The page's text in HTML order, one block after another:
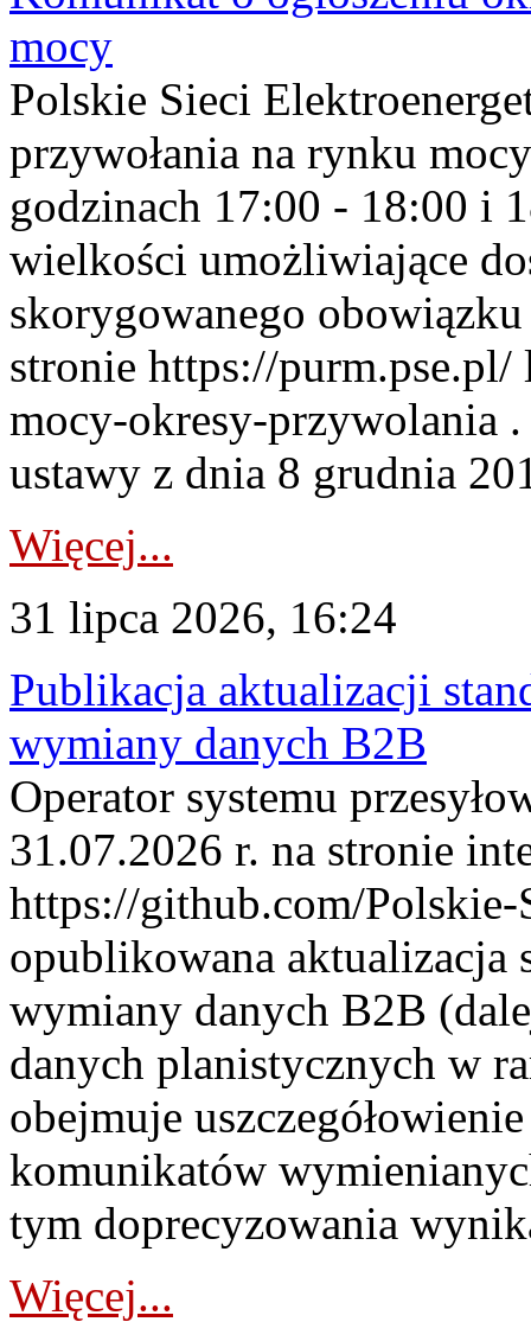
mocy
Polskie Sieci
przywołania na rynku
godzinach 17:00 - 18:00 i
wielkości umożliwiające
skorygowanego
stronie https://
mocy-okresy-przywolania
ustawy z dnia 8 grudnia
Więcej...
31 lipca 2026, 16:24
Publikacja aktualizacji
wymiany danych B2B
Operator systemu
31.07.2026 r. na stronie
https://github.com/Polskie-
opublikowana aktualizacja
wymiany danych B2B
danych planistycznych w
obejmuje
komunikatów
tym doprecyzowania
Więcej...